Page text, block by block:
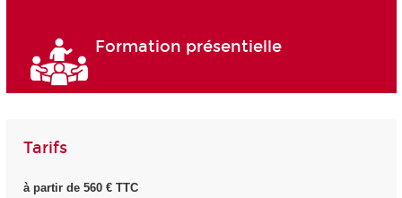
Formation présentielle
Tarifs
à partir de 560 € TTC